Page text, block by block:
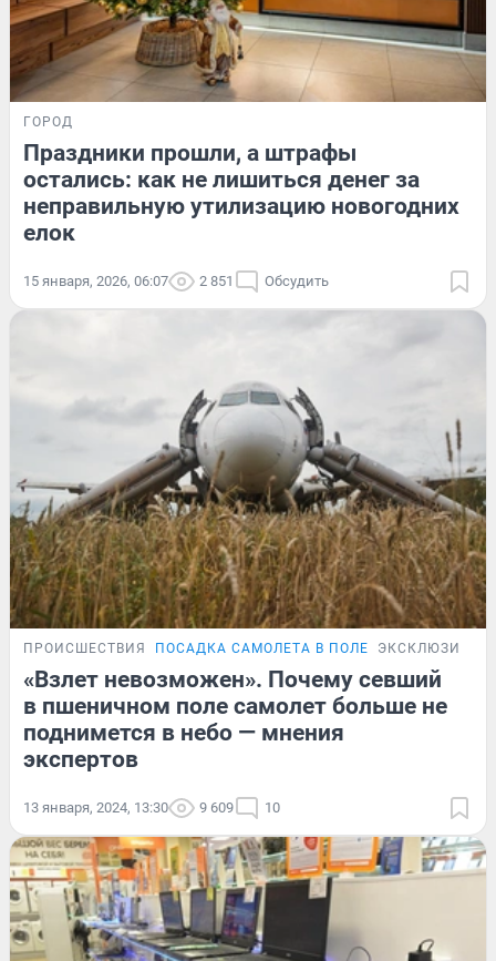
ГОРОД
Праздники прошли, а штрафы
остались: как не лишиться денег за
неправильную утилизацию новогодних
елок
15 января, 2026, 06:07 2 851 Обсудить
ПРОИСШЕСТВИЯ ПОСАДКА САМОЛЕТА В ПОЛЕ ЭКСКЛЮЗИВ
«Взлет невозможен». Почему севший
в пшеничном поле самолет больше не
поднимется в небо — мнения
экспертов
13 января, 2024, 13:30 9 609 10